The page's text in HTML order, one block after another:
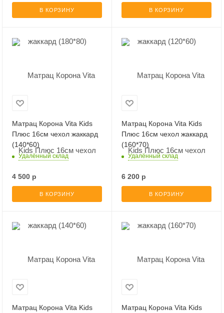
В КОРЗИНУ В КОРЗИНУ
Матрац Корона Vita Kids
Плюс 16см чехол жаккард
(140*60)
Удалённый склад
4 500 р
В КОРЗИНУ
Матрац Корона Vita Kids
Плюс 16см чехол жаккард
(160*70)
Удалённый склад
6 200 р
В КОРЗИНУ
Матрац Корона Vita Kids
Матрац Корона Vita Kids